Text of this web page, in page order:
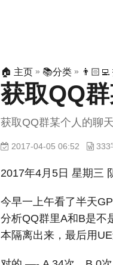
🏠 主页 » 📚分类 »
获取QQ
获取QQ群某个人的聊
2017-04-05 06:52
2017年4月5日 星期三
今早一上午看了半天
分析QQ群里A和B是不
本隔离出来，最后用